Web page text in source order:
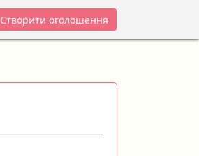
Створити оголошення